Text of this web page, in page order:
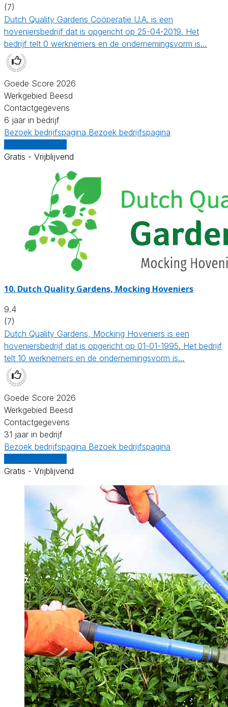
(7)
Dutch Quality Gardens Coöperatie U.A. is een
hoveniersbedrijf dat is opgericht op 25-04-2019. Het
bedrijf telt 0 werknemers en de ondernemingsvorm is…
Goede Score 2026
Werkgebied Beesd
Contactgegevens
6 jaar in bedrijf
Bezoek bedrijfspagina Bezoek bedrijfspagina
Gratis - Vrijblijvend
10. Dutch Quality Gardens, Mocking Hoveniers
9.4
(7)
Dutch Quality Gardens, Mocking Hoveniers is een
hoveniersbedrijf dat is opgericht op 01-01-1995. Het bedrijf
telt 10 werknemers en de ondernemingsvorm is…
Goede Score 2026
Werkgebied Beesd
Contactgegevens
31 jaar in bedrijf
Bezoek bedrijfspagina Bezoek bedrijfspagina
Gratis - Vrijblijvend